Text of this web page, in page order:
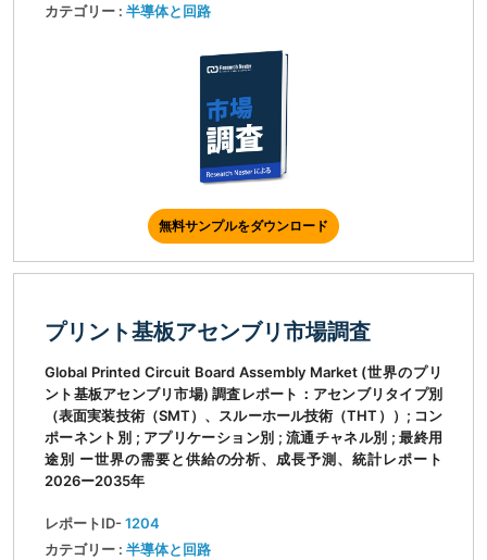
カテゴリー : 半導体と回路
無料サンプルをダウンロード
プリント基板アセンブリ市場調査
Global Printed Circuit Board Assembly Market (世界のプリ
ント基板アセンブリ市場) 調査レポート：アセンブリタイプ別
（表面実装技術（SMT）、スルーホール技術（THT））; コン
ポーネント別 ; アプリケーション別 ; 流通チャネル別 ; 最終用
途別 ー世界の需要と供給の分析、成長予測、統計レポート
2026ー2035年
レポートID-1204
カテゴリー : 半導体と回路